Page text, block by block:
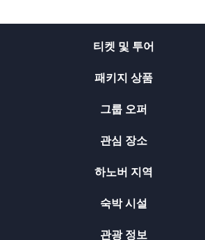
티켓 및 투어
패키지 상품
그룹 오퍼
관심 장소
하노버 지역
숙박 시설
관광 정보